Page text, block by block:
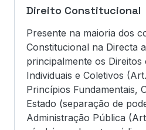
Direito Constitucional
Presente na maioria dos
Constitucional na Directa
principalmente os Direitos
Individuais e Coletivos
Princípios Fundamentais,
Estado (separação de
Administração Pública